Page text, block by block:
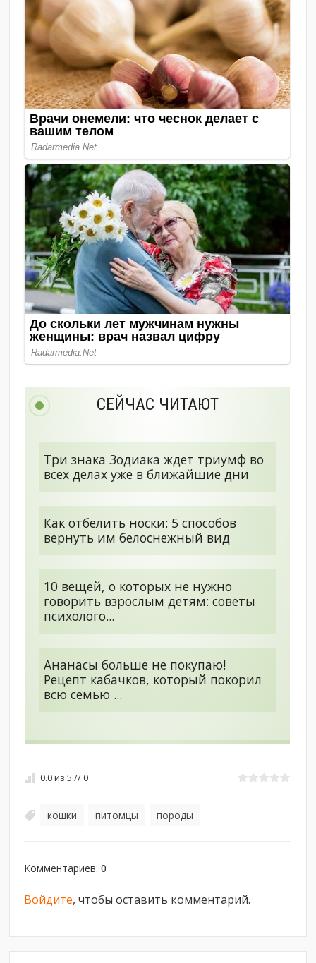
СЕЙЧАС ЧИТАЮТ
Три знака Зодиака ждет триумф во
всех делах уже в ближайшие дни
Как отбелить носки: 5 способов
вернуть им белоснежный вид
10 вещей, о которых не нужно
говорить взрослым детям: советы
психолого...
Ананасы больше не покупаю!
Рецепт кабачков, который покорил
всю семью ...
0.0из5 // 0
кошки питомцы породы
Комментариев:0
Войдите, чтобы оставить комментарий.